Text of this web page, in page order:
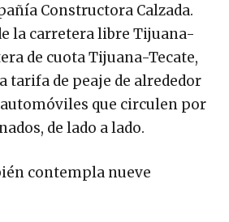
Constructora Calzada.
la carretera libre Tijuana-
de cuota Tijuana-Tecate,
tarifa de peaje de alrededor
automóviles que circulen por
de lado a lado.
contempla nueve